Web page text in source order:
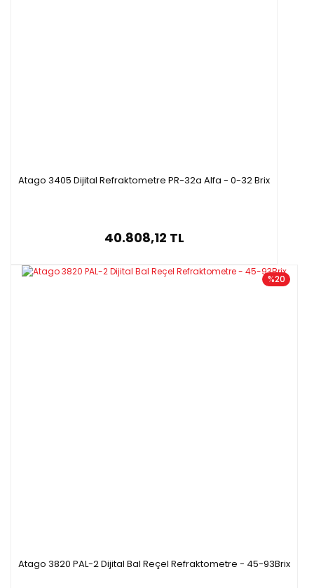
Atago 3405 Dijital Refraktometre PR-32a Alfa - 0-32 Brix
40.808,12 TL
%20
Atago 3820 PAL-2 Dijital Bal Reçel Refraktometre - 45-93Brix